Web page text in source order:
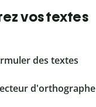
vos textes
des textes
d'orthographe